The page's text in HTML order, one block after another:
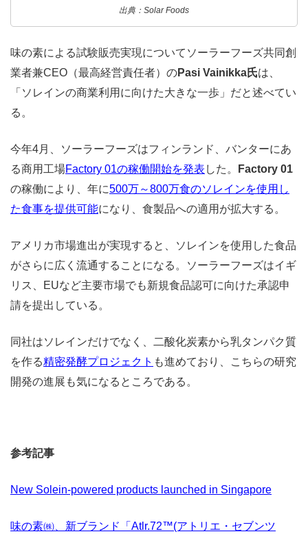
出典：Solar Foods
味の素による試験販売実現についてソーラーフーズ共同創
業者兼CEO（最高経営責任者）のPasi Vainikka氏は、
「ソレインの商業利用に向けた大きな一歩」だと述べてい
る。
今年4月、ソーラーフーズはフィンランド、バンターにあ
る商用工場Factory 01の稼働開始を発表 した。
Factory 01
の稼働により、年に500万～800万食のソレインを使用し
た食事を提供可能になり、食製品への適用が拡大する。
アメリカ市場進出が実現すると、ソレインを使用した食品
がさらに広く流通することになる。ソーラーフーズはイギ
リス、EUなど主要市場でも新規食品認可に向けた承認申
請を提出している。
同社はソレインだけでなく、二酸化炭素から乳タンパク質
を作る精密発酵プロジェクト も進めており、こちらの研究
開発の進展も気になるところである。
参考記事
New Solein-powered products launched in Singapore
味の素㈱、新ブランド「Atlr.72™(アトリエ・セブンツ